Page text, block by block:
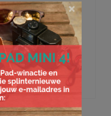
shoppen,thrift,vintage,winkelen
×